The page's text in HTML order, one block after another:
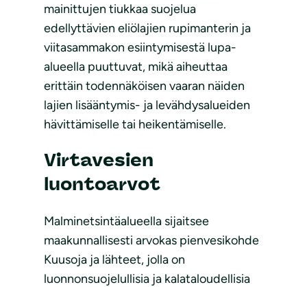
mainittujen tiukkaa suojelua
edellyttävien eliölajien rupimanterin ja
viitasammakon esiintymisestä lupa-
alueella puuttuvat, mikä aiheuttaa
erittäin todennäköisen vaaran näiden
lajien lisääntymis- ja levähdysalueiden
hävittämiselle tai heikentämiselle.
Virtavesien
luontoarvot
Malminetsintäalueella sijaitsee
maakunnallisesti arvokas pienvesikohde
Kuusoja ja lähteet, jolla on
luonnonsuojelullisia ja kalataloudellisia